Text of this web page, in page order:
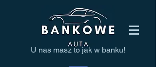
U nas masz to jak w banku!